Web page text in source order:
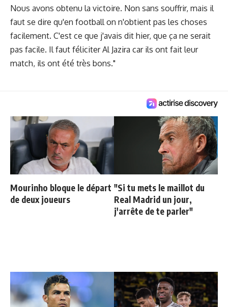
Nous avons obtenu la victoire. Non sans souffrir, mais il
faut se dire qu'en football on n'obtient pas les choses
facilement. C'est ce que j'avais dit hier, que ça ne serait
pas facile. Il faut féliciter Al Jazira car ils ont fait leur
match, ils ont été très bons."
Mourinho bloque le départ
de deux joueurs
"Si tu mets le maillot du
Real Madrid un jour,
j'arrête de te parler"